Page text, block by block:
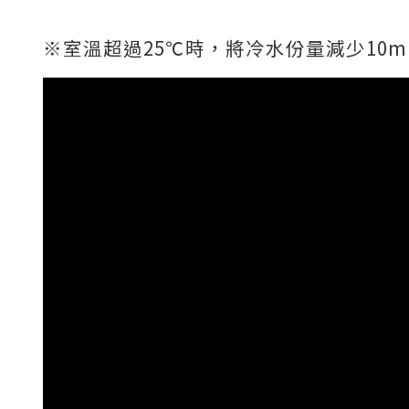
※室溫超過25℃時，將冷水份量減少